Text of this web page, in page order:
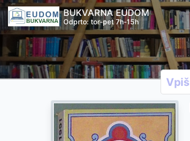
BUKVARNA EUDOM
Odprto: tor-pet 7h-15h